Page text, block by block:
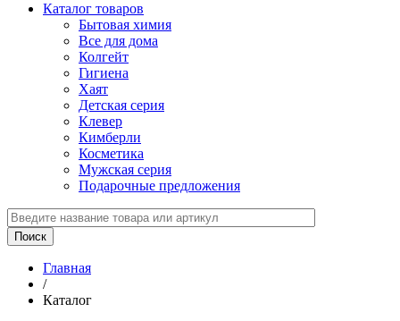
Каталог товаров
Бытовая химия
Все для дома
Колгейт
Гигиена
Хаят
Детская серия
Клевер
Кимберли
Косметика
Мужская серия
Подарочные предложения
Главная
/
Каталог